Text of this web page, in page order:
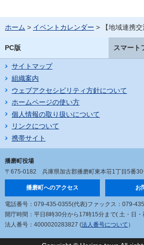
ホーム > イベントカレンダー > 【地域連携
PC版 スマート
サイトマップ
組織案内
ウェブアクセシビリティ方針について
ホームページの使い方
個人情報の取り扱いについて
リンクについて
携帯サイト
播磨町役場
〒675-0182 兵庫県加古郡播磨町東本荘1丁目5番
播磨町へのアクセス お
電話番号：079-435-0355(代表)ファックス：079-
開庁時間：平日8時30分から17時15分まで( 土・日・
法人番号：4000020283827 (法人番号について ）